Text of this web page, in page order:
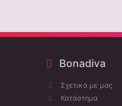
Bonadiva
Σχετικά με μας
Κατάστημα